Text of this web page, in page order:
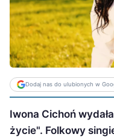
Dodaj nas do ulubionych w
Iwona Cichoń
życie". Folkowy